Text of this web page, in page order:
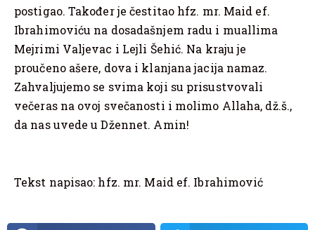
postigao. Također je čestitao hfz. mr. Maid ef.
Ibrahimoviću na dosadašnjem radu i muallima
Mejrimi Valjevac i Lejli Šehić. Na kraju je
proučeno ašere, dova i klanjana jacija namaz.
Zahvaljujemo se svima koji su prisustvovali
večeras na ovoj svečanosti i molimo Allaha, dž.š.,
da nas uvede u Džennet. Amin!
Tekst napisao: hfz. mr. Maid ef. Ibrahimović